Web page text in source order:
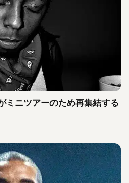
ニツアーのため再集結する